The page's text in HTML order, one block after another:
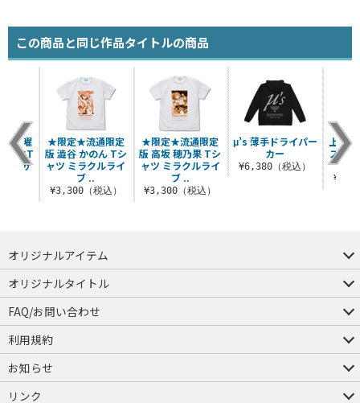
この商品と同じ作品タイトルの商品
★限定★流通限定
版 高坂 穂乃果 Tシ
ャツ ミラクルライ
ブ ..
¥3,300（税込）
μ’s 薄手ドライパー
カー
¥6,380（税込）
上原
スタ
辺 曜
ックT
ンサ
★限定★流通限定
版 澁谷 かのん Tシ
ャツ ミラクルライ
ブ ..
¥3,300（税込）
オリジナルアイテム
つままれ
つかまれ
ピョコッテ
オリジナルタイトル
アイテムヤ
ミスカトニック大學購買部
FAQ/お問い合わせ
FAQ
お問い合わせ
利用規約
会員規約・ポイント規約
特定商取引法に関する表示
プライバシーポリシー
お知らせ
店舗情報
採用情報
発売日変更のお知らせ
販売代理店・取扱店募集
海外のご案内（English）
リンク